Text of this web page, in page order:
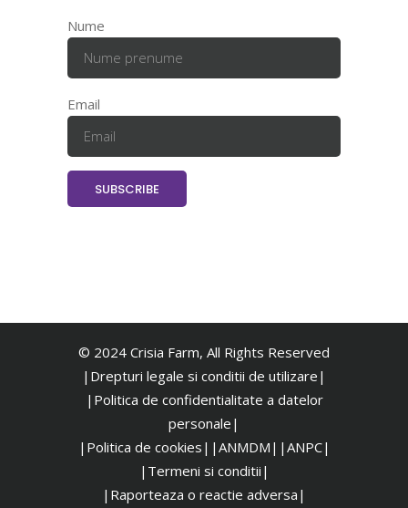
Nume
Email
© 2024 Crisia Farm, All Rights Reserved
|Drepturi legale si conditii de utilizare|
| Politica de confidentialitate a datelor
personale|
|Politica de cookies| |ANMDM| |ANPC|
|Termeni si conditii|
|Raporteaza o reactie adversa|